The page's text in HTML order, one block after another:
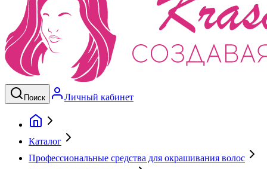
Поиск Личный кабинет
Каталог
Профессиональные средства для окрашивания волос